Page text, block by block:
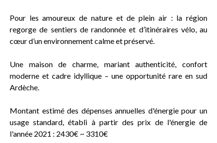
Pour les amoureux de nature et de plein air : la région
regorge de sentiers de randonnée et d’itinéraires vélo, au
cœur d’un environnement calme et préservé.
Une maison de charme, mariant authenticité, confort
moderne et cadre idyllique – une opportunité rare en sud
Ardèche.
Montant estimé des dépenses annuelles d'énergie pour un
usage standard, établi à partir des prix de l'énergie de
l'année 2021 : 2430€ ~ 3310€